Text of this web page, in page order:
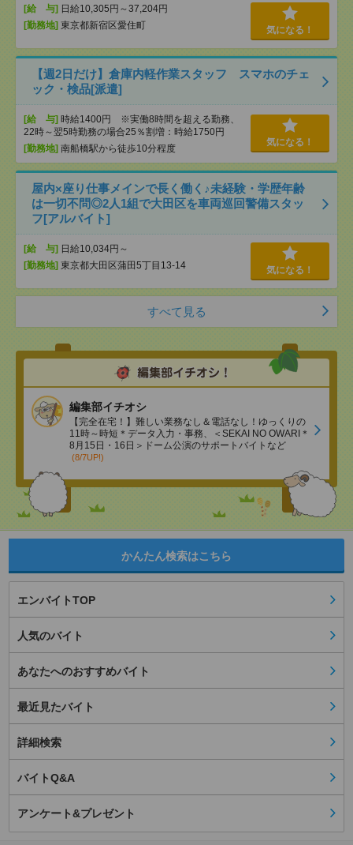
[給 与] 日給10,305円～37,204円
[勤務地] 東京都新宿区愛住町 気になる！
【週2日だけ】倉庫内軽作業スタッフ スマホのチェ
ック・検品[派遣]
[給 与] 時給1400円 ※実働8時間を超える勤務、
22時～翌5時勤務の場合25％割増：時給1750円
[勤務地] 南船橋駅から徒歩10分程度
気になる！
屋内×座り仕事メインで長く働く♪未経験・学歴年齢
は一切不問◎2人1組で大田区を車両巡回警備スタッ
フ[アルバイト]
[給 与] 日給10,034円～
[勤務地] 東京都大田区蒲田5丁目13-14 気になる！
すべて見る
編集部イチオシ
【完全在宅！】難しい業務なし＆電話なし！ゆっくりの
11時～時短＊データ入力・事務、＜SEKAI NO OWARI＊
8月15日・16日＞ドーム公演のサポートバイトなど
(8/7UP!)
かんたん検索はこちら
エンバイトTOP
人気のバイト
あなたへのおすすめバイト
最近見たバイト
詳細検索
バイトQ&A
アンケート&プレゼント